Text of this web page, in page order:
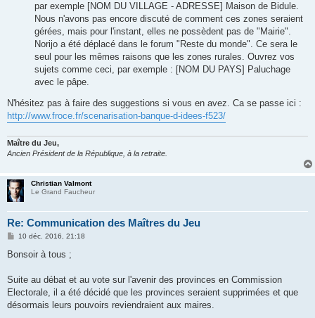
par exemple [NOM DU VILLAGE - ADRESSE] Maison de Bidule.
Nous n'avons pas encore discuté de comment ces zones seraient
gérées, mais pour l'instant, elles ne possèdent pas de "Mairie".
Norijo a été déplacé dans le forum "Reste du monde". Ce sera le
seul pour les mêmes raisons que les zones rurales. Ouvrez vos
sujets comme ceci, par exemple : [NOM DU PAYS] Paluchage
avec le pâpe.
N'hésitez pas à faire des suggestions si vous en avez. Ca se passe ici :
http://www.froce.fr/scenarisation-banque-d-idees-f523/
Maître du Jeu,
Ancien Président de la République, à la retraite.
Christian Valmont
Le Grand Faucheur
Re: Communication des Maîtres du Jeu
M
s
g
10 déc. 2016, 21:18
Bonsoir à tous ;
Suite au débat et au vote sur l'avenir des provinces en Commission
Electorale, il a été décidé que les provinces seraient supprimées et que
désormais leurs pouvoirs reviendraient aux maires.